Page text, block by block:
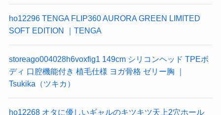
ho12296 TENGA FLIP360 AURORA GREEN LIMITED
SOFT EDITION ｜TENGA
storeago004028h6voxfig1 149cm シリコンヘッド TPEボ
ディ 口腔機能付き 植毛仕様 ヨガ骨格 ゼリー胸 ｜
Tsukika（ツキカ）
ho12268 オタに優しいギャルのキツキツ天上2穴ホール